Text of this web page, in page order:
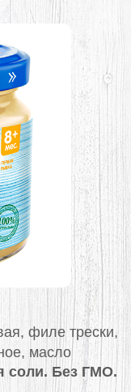
филе трески,
масло
соли. Без ГМО.